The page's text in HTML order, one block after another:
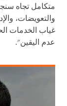
متكامل تجاه
والتعويضات،
غياب الخدمات
عدم اليقين".